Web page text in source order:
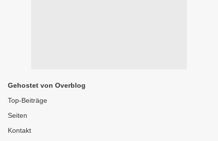
Gehostet von Overblog
Top-Beiträge
Seiten
Kontakt